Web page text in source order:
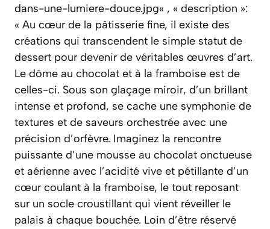
dans-une-lumiere-douce.jpg« , « description »:
« Au cœur de la pâtisserie fine, il existe des
créations qui transcendent le simple statut de
dessert pour devenir de véritables œuvres d’art.
Le dôme au chocolat et à la framboise est de
celles-ci. Sous son glaçage miroir, d’un brillant
intense et profond, se cache une symphonie de
textures et de saveurs orchestrée avec une
précision d’orfèvre. Imaginez la rencontre
puissante d’une mousse au chocolat onctueuse
et aérienne avec l’acidité vive et pétillante d’un
cœur coulant à la framboise, le tout reposant
sur un socle croustillant qui vient réveiller le
palais à chaque bouchée. Loin d’être réservé